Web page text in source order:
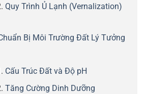
Quy Trình Ủ Lạnh (Vernalization)
Bị Môi Trường Đất Lý Tưởng
Cấu Trúc Đất và Độ pH
Tăng Cường Dinh Dưỡng